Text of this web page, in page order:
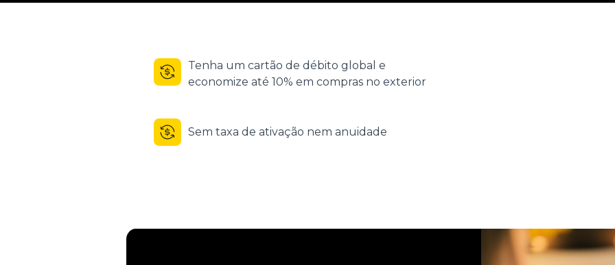
Tenha um cartão de débito global e
economize até 10% em compras no exterior
Sem taxa de ativação nem anuidade